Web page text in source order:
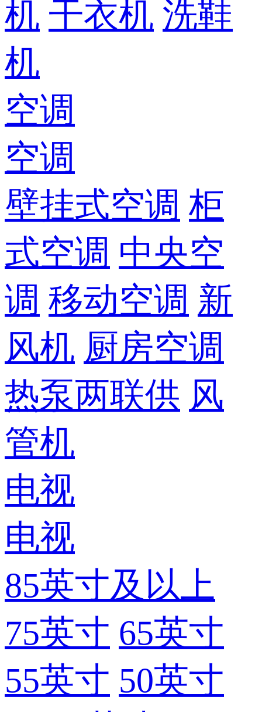
机 干衣机 洗鞋
机
空调
空调
壁挂式空调 柜
式空调 中央空
调 移动空调 新
风机 厨房空调
热泵两联供 风
管机
电视
电视
85英寸及以上
75英寸 65英寸
55英寸 50英寸